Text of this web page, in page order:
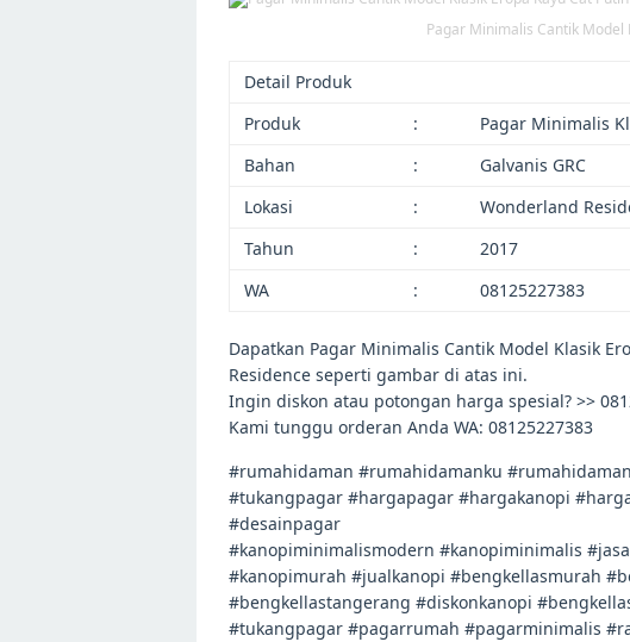
Pagar Minimalis Cantik Model
Detail Produk
Produk
:
Pagar Minimalis
Bahan
:
Galvanis GRC
Lokasi
:
Wonderland
Tahun
:
2017
WA
: 08125227383
Dapatkan Pagar Minimalis Cantik Model Klasik
Residence seperti gambar di atas ini.
Ingin diskon atau potongan harga spesial? >>
Kami tunggu orderan Anda WA: 08125227383
#rumahidaman #rumahidamanku
#tukangpagar #hargapagar #hargakanopi
#desainpagar
#kanopiminimalismodern #kanopiminimalis
#kanopimurah #jualkanopi #bengkellasmurah
#bengkellastangerang #diskonkanopi
#tukangpagar #pagarrumah #pagarminimalis